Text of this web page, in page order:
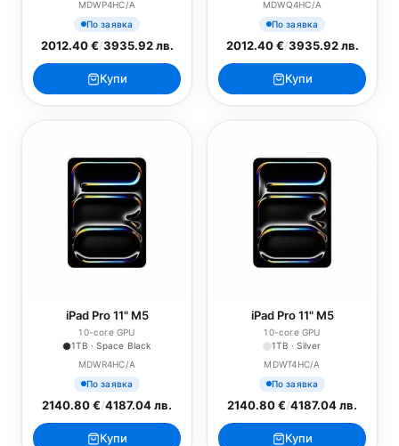
MDWP4HC/A
По заявка
2012.40 €/3935.92 лв.
Купи
MDWQ4HC/A
По заявка
2012.40 €/3935.92 лв.
Купи
iPad Pro 11" M5
10-core GPU
1TB · Space Black
MDWR4HC/A
По заявка
2140.80 €/4187.04 лв.
Купи
iPad Pro 11" M5
10-core GPU
1TB · Silver
MDWT4HC/A
По заявка
2140.80 €/4187.04 лв.
Купи